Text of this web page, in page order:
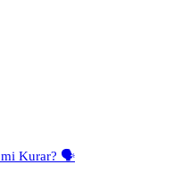
mi Kurar? 🗣️